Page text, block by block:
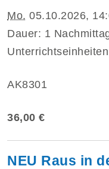
Mo. 05.10.2026,
Dauer: 1
Unterrichtseinheiten
AK8301
36,00 €
NEU Raus in